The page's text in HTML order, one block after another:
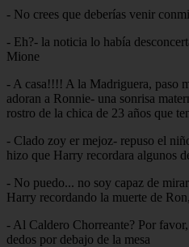
- No crees que deberías venir
- Eh?- la noticia lo había
Mione
- A casa!!!! A la Madriguera, paso
adoran a Ronnie- una sonrisa
rostro de la chica de 23 años que
- Clado zoy er mejoz- repuso el
hizo que Harry recordara algunos
- No puedo... no soy capaz de
Harry recordando la muerte de
- Al Caldero Chorreante? Por
dedos por debajo de la mesa